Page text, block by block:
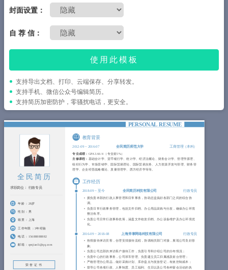
AI 模拟面试
面试自我介绍
简历教程
登录 / 注册
封面设置：
自 荐 信：
使用此模板
支持导出文档、打印、云端保存、分享转发。
支持手机、微信公众号编辑简历。
支持简历加密防护，零骚扰电话，更安全。
PERSONAL RESUME
全民简历
求职岗位： 行政专员
年龄 ： 28岁
性别 ： 男
籍贯 ： 上海
工作年限 ： 3年经验
电话 ： 15688888882
邮箱 ： qmjianli@qq.com
荣誉证书
教育背景
2012-09~2016-07 全民简历师范大学 工商管理（本科）
专业成绩： GPA 3.66/4 （专业前5%）
主修课程： 基础会计学、货币银行学、统计学、经济法概论、财务会计学、管理学原理、
组织行为学、市场营销学、国际贸易理论、国际贸易实务、人力资源开发与管理、财务管
理学、企业经营战略概论、质量管理学、西方经济学等等。
工作经历
2018-09~至今 全民简历科技有限公司
行政专员
拥负责本部的行政人事管理和日常事务，协助总监搞好各部门之间的综合协
调。
负责日常行政事务管理，包括文件归档、办公用品采购与分发，确保办公环境
整洁有序。
负责公司日常行政事务统筹，涵盖文件收发归档、办公设备维护及办公环境优
化。
2016-09~2018-08 上海斧掌网络科技有限公司
行政专员
热情接待来访宾客，合理安排接待流程，协调相关部门对接，展现公司良好形
象;
负责公司总部的来访客户接待工作，负责引导和介绍公司的分布情况；
负责中心的行政事务，公司班车管理、负责建立员工归属感及前台管理；
严格管理办公用品，做好采购计划、库存盘点与发放登记，有效控制成本；
督导公司各项行政、人事制度、员工福利、生日以及公司各种宴会活动的执